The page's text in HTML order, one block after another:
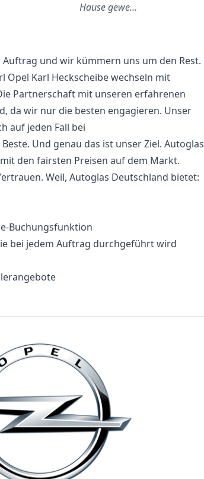
Hause gewe…
Auftrag und wir kümmern uns um den Rest.
Opel Karl Heckscheibe wechseln mit
Partnerschaft mit unseren erfahrenen
da wir nur die besten engagieren. Unser
auf jeden Fall bei
Und genau das ist unser Ziel. Autoglas
den fairsten Preisen auf dem Markt.
Weil, Autoglas Deutschland bietet:
Buchungsfunktion
bei jedem Auftrag durchgeführt wird